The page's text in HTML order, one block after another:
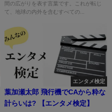
間の広がりを表す言葉です。これが転じ
て、地球の内外を含むすべての...
エンタメ検定
葉加瀬太郎 飛行機でCAから粋な
計らいは? 【エンタメ検定】